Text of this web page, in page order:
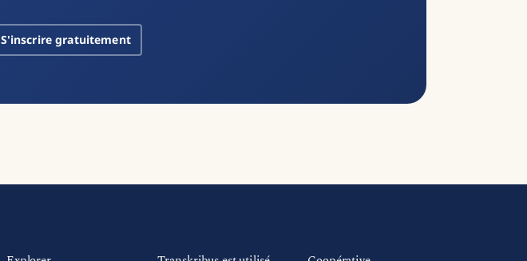
S'inscrire gratuitement